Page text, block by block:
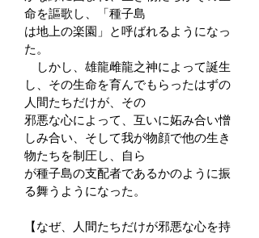
命を謳歌し、「種子島
は地上の楽園」と呼ばれるようになっ
た。
しかし、雄龍雌龍之神によって誕生
し、その生命を育んでもらったはずの
人間たちだけが、その
邪悪な心によって、互いに妬み合い憎
しみ合い、そして我が物顔で他の生き
物たちを制圧し、自ら
が種子島の支配者であるかのように振
る舞うようになった。
【なぜ、人間たちだけが邪悪な心を持